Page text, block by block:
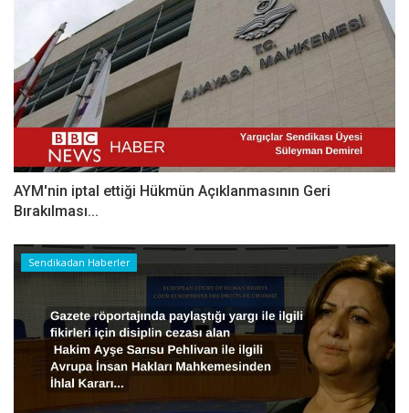
AYM'nin iptal ettiği Hükmün Açıklanmasının Geri
Bırakılması...
Sendikadan Haberler